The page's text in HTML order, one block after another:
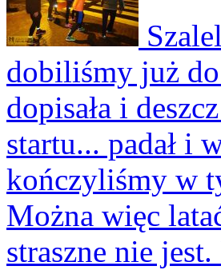
dobiliśmy już
dopisała i
startu... padał i
kończyliśmy w
Można więc
straszne nie